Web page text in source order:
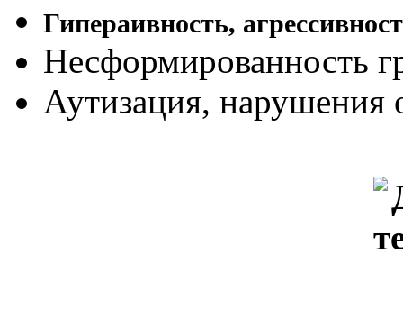
Гипераивность,
Несформированность
Аутизация, нарушения